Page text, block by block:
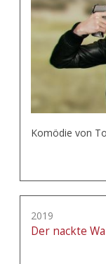
Komödie von
2019
Der nackte